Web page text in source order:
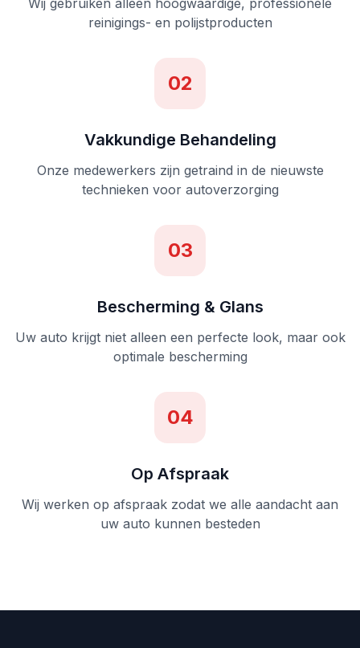
Wij gebruiken alleen hoogwaardige, professionele
reinigings- en polijstproducten
02
Vakkundige Behandeling
Onze medewerkers zijn getraind in de nieuwste
technieken voor autoverzorging
03
Bescherming & Glans
Uw auto krijgt niet alleen een perfecte look, maar ook
optimale bescherming
04
Op Afspraak
Wij werken op afspraak zodat we alle aandacht aan
uw auto kunnen besteden